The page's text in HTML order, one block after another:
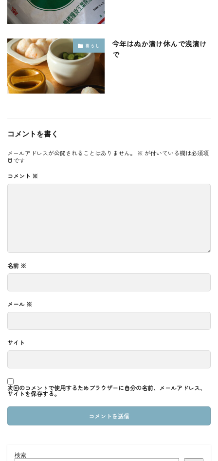
暮らし
今年はぬか漬け休んで浅漬け
で
コメントを書く
メールアドレスが公開されることはありません。 ※ が付いている欄は必須項
目です
コメント ※
名前 ※
メール ※
サイト
次回のコメントで使用するためブラウザーに自分の名前、メールアドレス、
サイトを保存する。
検索